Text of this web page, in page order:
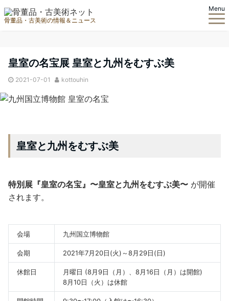
骨董品・古美術の情報＆ニュース
Menu
皇室の名宝展 皇室と九州をむすぶ美
2021-07-01 kottouhin
皇室と九州をむすぶ美
特別展『皇室の名宝』〜皇室と九州をむすぶ美〜 が開催
されます。
会場 九州国立博物館
会期 2021年7月20日(火)～8月29日(日)
休館日
月曜日 (8月9日（月）、8月16日（月）は開館)
8月10日（火）は休館